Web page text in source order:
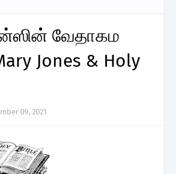
வேதாகம
Jones & Holy
09, 2021